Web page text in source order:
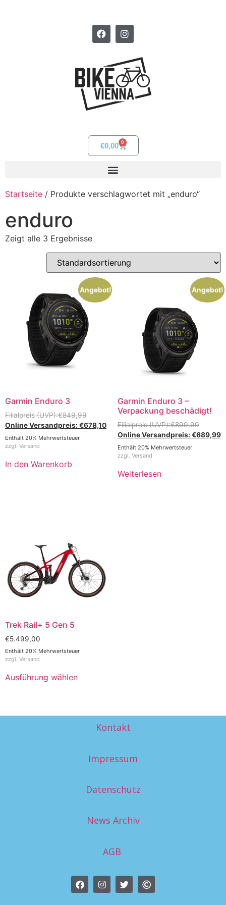
€0,00 0
Startseite / Produkte verschlagwortet mit „enduro“
enduro
Zeigt alle 3 Ergebnisse
Angebot!
Garmin Enduro 3
€849,99
€678,10
Enthält 20% Mehrwertsteuer
zzgl. Versand
In den Warenkorb
Angebot!
Garmin Enduro 3 –
Verpackung beschädigt!
€899,99
€689,99
Enthält 20% Mehrwertsteuer
zzgl. Versand
Weiterlesen
Trek Rail+ 5 Gen 5
€5.499,00
Enthält 20% Mehrwertsteuer
zzgl. Versand
Ausführung wählen
Kontakt
Impressum
Datenschutz
News Archiv
AGB